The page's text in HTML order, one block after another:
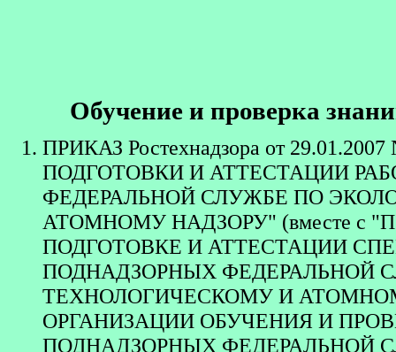
Обучение и проверка
ПРИКАЗ Ростехнадзора от
ПОДГОТОВКИ И АТТЕСТАЦИИ
ФЕДЕРАЛЬНОЙ СЛУЖБЕ ПО
АТОМНОМУ НАДЗОРУ" (вместе с
ПОДГОТОВКЕ И АТТЕСТАЦИИ
ПОДНАДЗОРНЫХ ФЕДЕРАЛЬНОЙ
ТЕХНОЛОГИЧЕСКОМУ И
ОРГАНИЗАЦИИ ОБУЧЕНИЯ И
ПОДНАДЗОРНЫХ ФЕДЕРАЛЬНОЙ